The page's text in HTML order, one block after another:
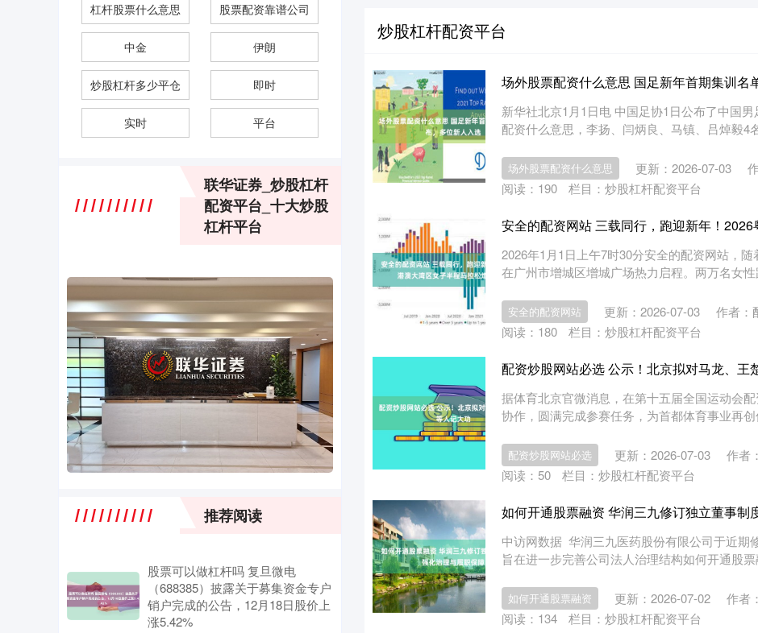
炒股杠杆配资平台
场外股票配资什么意思 国足新年首期集训名
新华社北京1月1日电 中国足协1日公布了中国
配资什么意思，李扬、闫炳良、马镇、吕焯毅4
场外股票配资什么意思 更新：2026-07-03
阅读： 190 栏目： 炒股杠杆配资平台
安全的配资网站 三载同行，跑迎新年！
2026年1月1日上午7时30分安全的配资网站，
在广州市增城区增城广场热力启程。两万名女
安全的配资网站 更新：2026-07-03
作者：
阅读： 180 栏目： 炒股杠杆配资平台
配资炒股网站必选 公示！北京拟对马龙、王
据体育北京官微消息，在第十五届全国运动会
协作，圆满完成参赛任务，为首都体育事业再
配资炒股网站必选 更新：2026-07-03
作者
阅读： 50 栏目： 炒股杠杆配资平台
如何开通股票融资 华润三九修订独立董事制
中访网数据 华润三九医药股份有限公司于近期
旨在进一步完善公司法人治理结构如何开通股
如何开通股票融资 更新：2026-07-02
作者
阅读： 134 栏目： 炒股杠杆配资平台
杠杆股票什么意思 股票配资靠谱公司
中金 伊朗
炒股杠杆多少平仓 即时
实时 平台
联华证券_炒股杠杆
配资平台_十大炒股
杠杆平台
推荐阅读
股票可以做杠杆吗 复旦微电
（688385）披露关于募集资金专户
销户完成的公告，12月18日股价上
涨5.42%